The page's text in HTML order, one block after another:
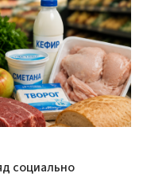
социально